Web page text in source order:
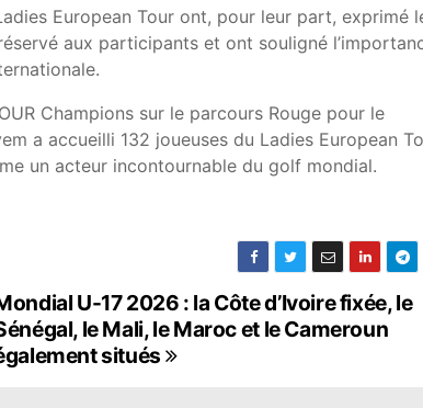
European Tour ont, pour leur part, exprimé
aux participants et ont souligné
Champions sur le parcours Rouge pour le
a accueilli 132 joueuses du Ladies European
un acteur incontournable du golf mondial.
U-17 2026 : la Côte d’Ivoire fixée, le
le Mali, le Maroc et le Cameroun
situés